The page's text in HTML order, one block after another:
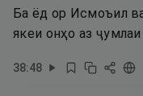
Ба ёд ор Исмоъил
якеи онҳо аз
38:48